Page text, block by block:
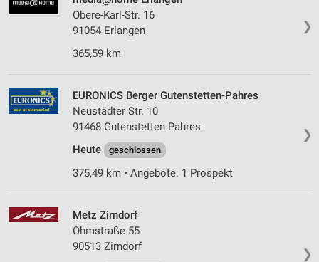
❯
Obere-Karl-Str. 16
91054 Erlangen
365,59 km
❯
EURONICS Berger Gutenstetten-Pahres
Neustädter Str. 10
91468 Gutenstetten-Pahres
Heute
geschlossen
375,49 km • Angebote: 1 Prospekt
❯
Metz Zirndorf
Ohmstraße 55
90513 Zirndorf